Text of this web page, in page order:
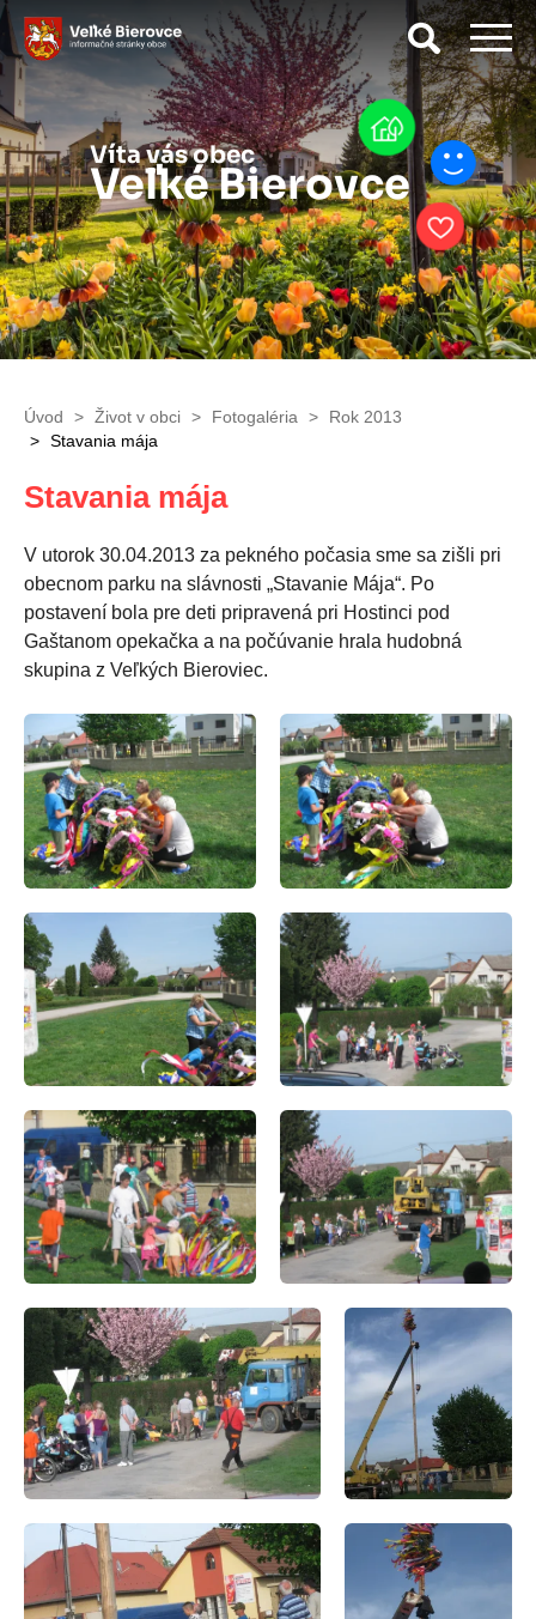
Víta vás obec
Veľké Bierovce
Úvod Život v obci Fotogaléria
Rok 2013
Stavania mája
Stavania mája
V utorok 30.04.2013 za pekného počasia sme sa zišli pri
obecnom parku na slávnosti „Stavanie Mája“. Po
postavení bola pre deti pripravená pri Hostinci pod
Gaštanom opekačka a na počúvanie hrala hudobná
skupina z Veľkých Bieroviec.